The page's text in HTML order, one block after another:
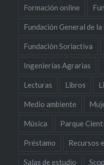
Formación online
Fundación General de
Fundación Soriactiva
Ingenierías Agrarias
Lecturas Libros
Medio ambiente
Música Parque
Préstamo Recursos
Salas de estudio